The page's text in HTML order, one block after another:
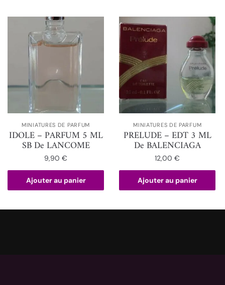
MINIATURES DE PARFUM
IDOLE – PARFUM 5 ML
SB De LANCOME
9,90€
Ajouter au panier
MINIATURES DE PARFUM
PRELUDE – EDT 3 ML
De BALENCIAGA
12,00€
Ajouter au panier